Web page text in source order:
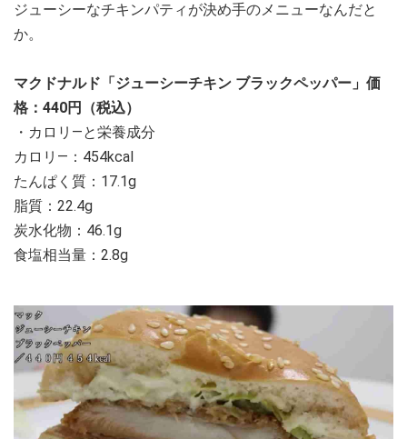
ジューシーなチキンパティが決め手のメニューなんだと
か。
マクドナルド「ジューシーチキン ブラックペッパー」価
格：440円（税込）
・カロリ―と栄養成分
カロリ―：454kcal
たんぱく質：17.1g
脂質：22.4g
炭水化物：46.1g
食塩相当量：2.8g